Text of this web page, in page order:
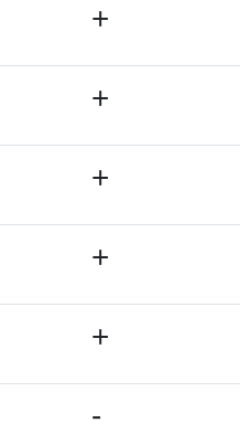
+
+
+
+
+
-